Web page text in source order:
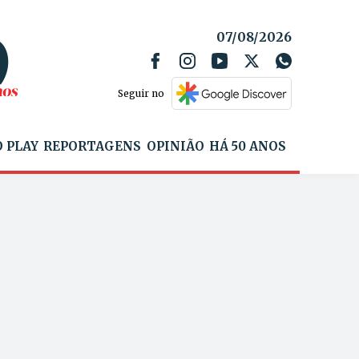
07/08/2026
Seguir no
PLAY REPORTAGENS OPINIÃO HÁ 50 ANOS